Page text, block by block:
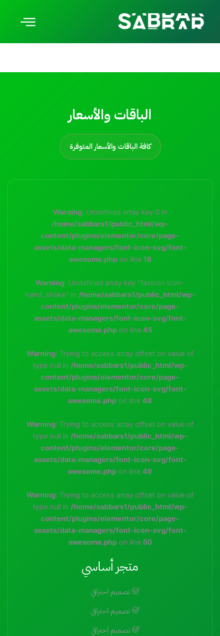
الباقات والأسعار
كافة الباقات والأسعار المتوفرة
Warning: Undefined array key 0 in
/home/sabbars1/public_html/wp-
content/plugins/elementor/core/page-
assets/data-managers/font-icon-svg/font-
awesome.phpon line 19
Warning: Undefined array key "fasicon icon-
hand_shake" in /home/sabbars1/public_html/wp-
content/plugins/elementor/core/page-
assets/data-managers/font-icon-svg/font-
awesome.phpon line 45
Warning: Trying to access array offset on value of
type null in /home/sabbars1/public_html/wp-
content/plugins/elementor/core/page-
assets/data-managers/font-icon-svg/font-
awesome.php on line 48
Warning: Trying to access array offset on value of
type null in /home/sabbars1/public_html/wp-
content/plugins/elementor/core/page-
assets/data-managers/font-icon-svg/font-
awesome.php on line 49
Warning: Trying to access array offset on value of
type null in /home/sabbars1/public_html/wp-
content/plugins/elementor/core/page-
assets/data-managers/font-icon-svg/font-
awesome.phpon line 50
متجر أساسي
تصميم احترافي
تصميم احترافي
تصميم احترافي